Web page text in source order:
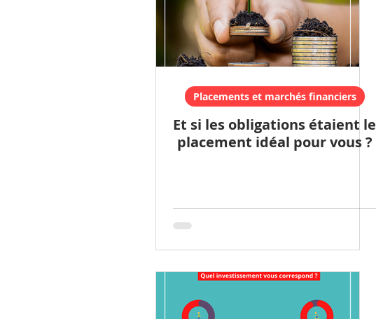
Placements et marchés financiers
Et si les obligations étaient le
placement idéal pour vous ?